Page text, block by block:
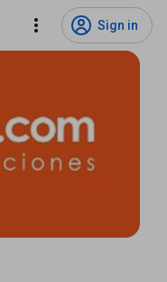
Sign in